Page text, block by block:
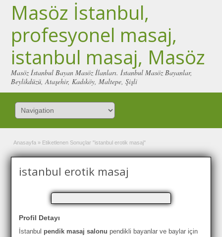
Masöz İstanbul,
profesyonel masaj,
istanbul masaj, Masöz
Masöz İstanbul Bayan Masöz İlanları. İstanbul Masöz Bayanlar,
Beylikdüzü, Ataşehir, Kadıköy, Maltepe, Şişli
Anasayfa » Etiketlenen Sonuçlar "istanbul erotik masaj"
istanbul erotik masaj
Profil Detayı
İstanbul pendik masaj salonu pendikli bayanlar ve baylar için